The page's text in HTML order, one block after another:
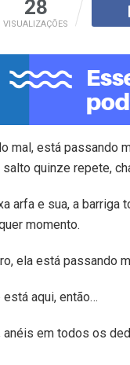
28
VISUALIZAÇÕES
mal, está passando
quinze repete,
arfa e sua, a
momento.
ela está passando
aqui, então…
anéis em todos os